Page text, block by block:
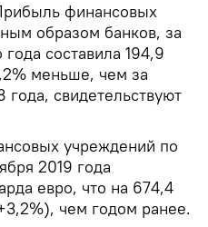
финансовых
образом банков, за
составила 194,9
меньше, чем за
свидетельствуют
учреждений по
2019 года
евро, что на 674,4
чем годом ранее.